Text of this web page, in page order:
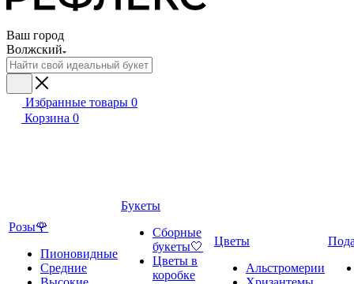
Ваш город
Волжский
Избранные товары 0
Корзина 0
Розы🌹
Пионовидные
Средние
Букеты
Сборные
букеты🤍
Цветы в
коробке
Цветы
Альстромерии